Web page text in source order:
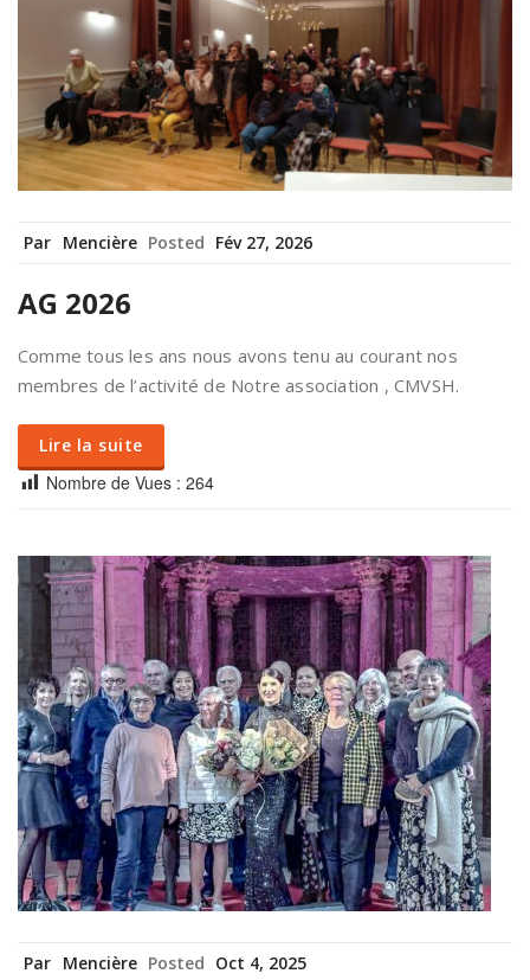
Par Mencière Posted Fév 27, 2026
AG 2026
Comme tous les ans nous avons tenu au courant nos
membres de l’activité de Notre association , CMVSH.
Lire la suite
Nombre de Vues : 264
Par Mencière Posted Oct 4, 2025